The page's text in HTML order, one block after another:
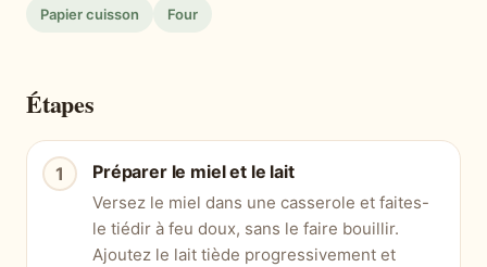
Papier cuisson Four
Étapes
Préparer le miel et le lait
Versez le miel dans une casserole et faites-
le tiédir à feu doux, sans le faire bouillir.
Ajoutez le lait tiède progressivement et